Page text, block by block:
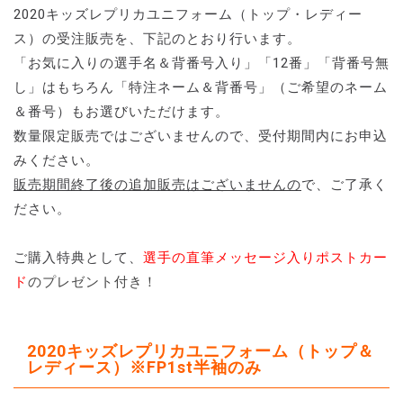
2020キッズレプリカユニフォーム（トップ・レディー
ス）の受注販売を、下記のとおり行います。
「お気に入りの選手名＆背番号入り」「12番」「背番号無
し」はもちろん「特注ネーム＆背番号」（ご希望のネーム
＆番号）もお選びいただけます。
数量限定販売ではございませんので、受付期間内にお申込
みください。
販売期間終了後の追加販売はございませんので、ご了承く
ださい。
ご購入特典として、 選手の直筆メッセージ入りポストカー
ドのプレゼント付き！
2020キッズレプリカユニフォーム（トップ＆
レディース）※FP1st半袖のみ